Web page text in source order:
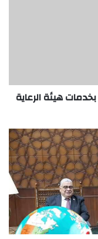
مستفيد بخدمات هيئة الرعاية